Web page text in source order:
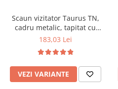
Saltele cu arcuri impachetate
individual
Saltele Memory Pocket
Saltele Memory Foam
Saltele Memory Pocket
Saltele cu plasa arcuri
Paturi
Seturi de pat si saltea
Masute de toaleta
Mobilier living
Scaune pentru living
Scaune birou
Scaune profesionale
Scaune resigilate
Scaun vizitator Taurus TN,
cadru metalic, tapitat cu
stofa, stivuibil, 120 kg, negru
183,03 Lei
VEZI VARIANTE